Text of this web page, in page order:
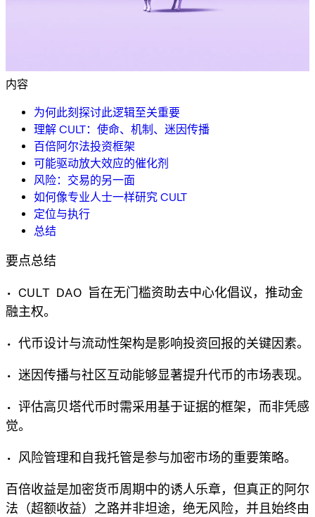
内容
为何此刻探讨此逻辑至关重要
理解 CULT：使命、机制、迷因传播
百倍阿尔法投资框架
可能驱动放大效应的催化剂
风险：交易的另一面
如何像专业人士一样研究 CULT
定位与执行
总结
要点总结
• CULT DAO 旨在无门槛资助去中心化倡议，推动金
融主权。
• 代币设计与流动性架构是影响投资回报的关键因素。
• 迷因传播与社区互动能够显著提升代币的市场表现。
• 评估高贝塔代币时需采用基于证据的框架，而非凭感
觉。
• 风险管理和自我托管是参与加密市场的重要策略。
百倍收益是加密货币周期中的诱人乐章，但真正的阿尔
法（超额收益）之路并非坦途，绝无风险，并且始终由